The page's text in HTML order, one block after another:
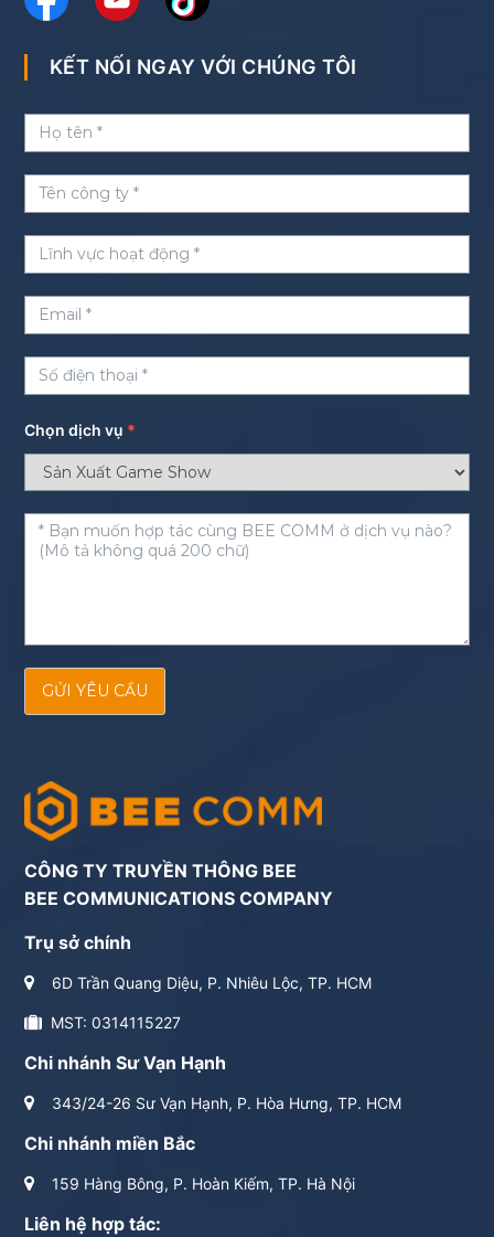
KẾT NỐI NGAY VỚI CHÚNG TÔI
Chọn dịch vụ *
GỬI YÊU CẦU
CÔNG TY TRUYỀN THÔNG BEE
BEE COMMUNICATIONS COMPANY
Trụ sở chính
6D Trần Quang Diệu, P. Nhiêu Lộc, TP. HCM
MST: 0314115227
Chi nhánh Sư Vạn Hạnh
343/24-26 Sư Vạn Hạnh, P. Hòa Hưng, TP. HCM
Chi nhánh miền Bắc
159 Hàng Bông, P. Hoàn Kiếm, TP. Hà Nội
Liên hệ hợp tác: